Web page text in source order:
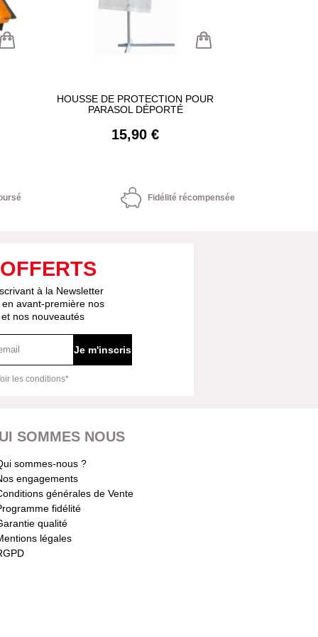
HOUSSE DE PROTECTION POUR
PARASOL DÉPORTÉ
15,90 €
Fidélité récompensée
à la Newsletter
avant-première nos
nos nouveautés
Je m'inscris
les conditions*
SOMMES NOUS
sommes-nous ?
engagements
générales de Vente
fidélité
qualité
légales